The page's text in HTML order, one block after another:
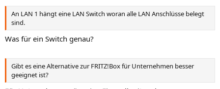
An LAN 1 hängt eine LAN Switch woran alle LAN Anschlüsse belegt
sind.
Was für ein Switch genau?
Gibt es eine Alternative zur FRITZ!Box für Unternehmen besser
geeignet ist?